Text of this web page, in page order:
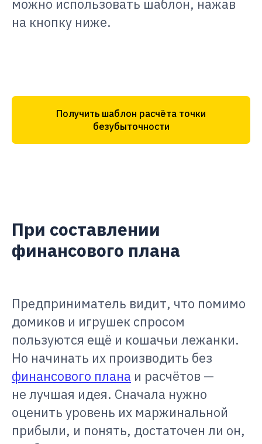
можно использовать шаблон, нажав
на кнопку ниже.
Получить шаблон расчёта точки
безубыточности
При составлении
финансового плана
Предприниматель видит, что помимо
домиков и игрушек спросом
пользуются ещё и кошачьи лежанки.
Но начинать их производить без
финансового плана и расчётов —
не лучшая идея. Сначала нужно
оценить уровень их маржинальной
прибыли, и понять, достаточен ли он,